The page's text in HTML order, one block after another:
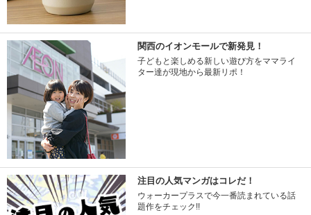
関西のイオンモールで新発見！
子どもと楽しめる新しい遊び方をママライ
ター達が現地から最新リポ！
注目の人気マンガはコレだ！
ウォーカープラスで今一番読まれている話
題作をチェック!!